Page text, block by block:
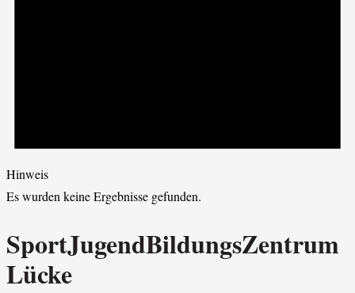
Hinweis
Es wurden keine Ergebnisse gefunden.
SportJugendBildungsZentrum
Lücke